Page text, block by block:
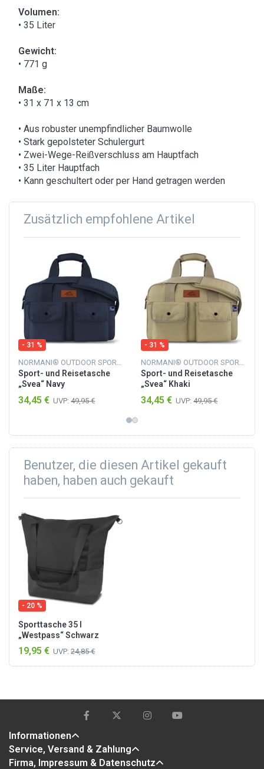
Volumen:
• 35 Liter
Gewicht:
• 771 g
Maße:
• 31 x 71 x 13 cm
• Aus robuster unempfindlicher Baumwolle
• Stark gepolsteter Schulergurt
• Zwei-Wege-Reißverschluss am Hauptfach
• 35 Liter Hauptfach
• Kann geschultert oder per Hand getragen werden
Zusätzlich empfohlene Artikel
- 31 %
NORMANI® OUTDOOR SPORTS
Sport- und Reisetasche
„Svea“ Navy
34,45 € UVP: 49,95 €
- 31 %
NORMANI® OUTDOOR SPORTS
Sport- und Reisetasche
„Svea“ Khaki
34,45 € UVP: 49,95 €
Benutzer, die diesen Artikel gekauft
haben, haben auch gekauft
- 20 %
Sporttasche 35 l
„Westpass“ Schwarz
19,95 € UVP: 24,85 €
Informationen
Service, Versand & Zahlung
Firma, Impressum & Datenschutz